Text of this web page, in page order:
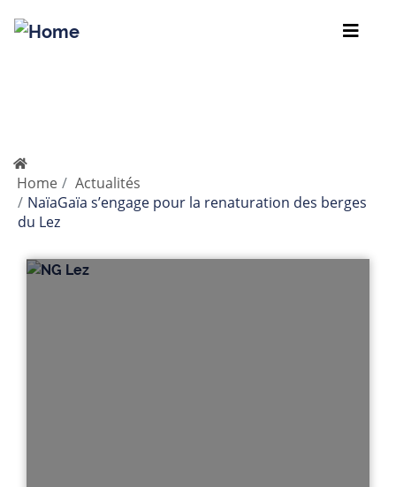
to
main
content
Breadcrumb
Home
Actualités
NaïaGaïa s’engage pour la renaturation des berges
du Lez